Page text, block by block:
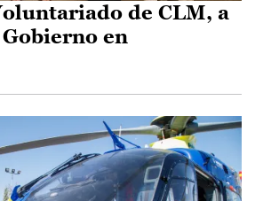
de CLM, a
en